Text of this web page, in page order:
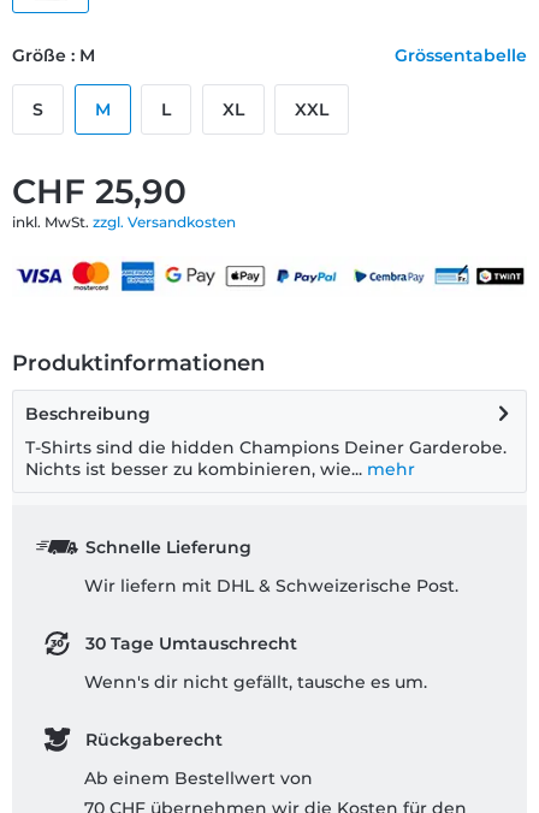
CHF 25,90
inkl. MwSt. zzgl. Versandkosten
Größe : M Grössentabelle
S M L XL XXL
Produktinformationen
Beschreibung
T-Shirts sind die hidden Champions Deiner Garderobe.
Nichts ist besser zu kombinieren, wie... mehr
Schnelle Lieferung
Wir liefern mit DHL & Schweizerische Post.
30 Tage Umtauschrecht
Wenn's dir nicht gefällt, tausche es um.
Rückgaberecht
Ab einem Bestellwert von
70 CHF übernehmen wir die Kosten für den